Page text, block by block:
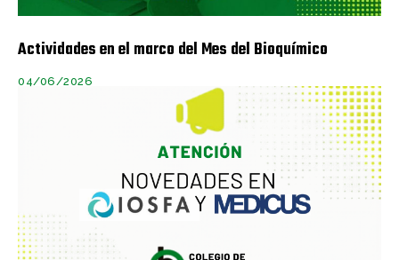
Actividades en el marco del Mes del Bioquímico
04/06/2026